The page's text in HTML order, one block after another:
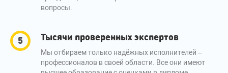
вопросы.
Тысячи проверенных экспертов
Мы отбираем только надёжных исполнителей –
профессионалов в своей области. Все они имеют